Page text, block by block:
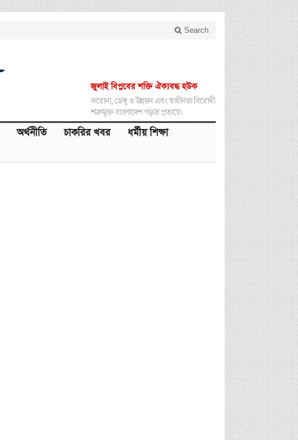
Search
জুলাই বিপ্লবের শক্তি ঐক্যবদ্ধ হউক
করোনা, ডেঙ্গু ও উন্নয়ন এবং স্বাধীনতা বিরোধী
শত্রুমুক্ত বাংলাদেশ গড়ার প্রত্যয়ে।
অর্থনীতি চাকরির খবর
ধর্মীয় শিক্ষা